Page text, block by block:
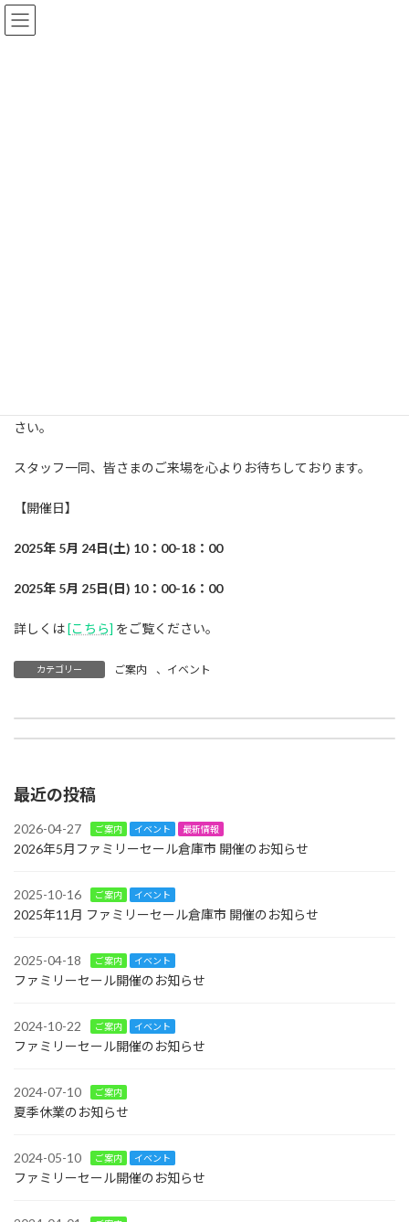
コ
ン
ナ
ビ
さい。
スタッフ一同、皆さまのご来場を心よりお待ちしております。
【開催日】
2025年 5月 24日(土) 10：00-18：00
2025年 5月 25日(日) 10：00-16：00
詳しくは[こちら] をご覧ください。
カテゴリー ご案内 、 イベント
2025年11月 ファミリーセール倉庫市 開催のお知らせ
最近の投稿
2026-04-27 ご案内 イベント 最新情報
2026年5月ファミリーセール倉庫市 開催のお知らせ
2025-10-16 ご案内 イベント
2025年11月 ファミリーセール倉庫市 開催のお知らせ
2025-04-18 ご案内 イベント
ファミリーセール開催のお知らせ
2024-10-22 ご案内 イベント
ファミリーセール開催のお知らせ
2024-07-10 ご案内
夏季休業のお知らせ
2024-05-10 ご案内 イベント
ファミリーセール開催のお知らせ